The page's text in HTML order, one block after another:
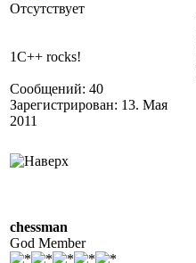
Отсутствует
1C++ rocks!
Сообщений: 40
Зарегистрирован: 13. Мая
2011
chessman
God Member